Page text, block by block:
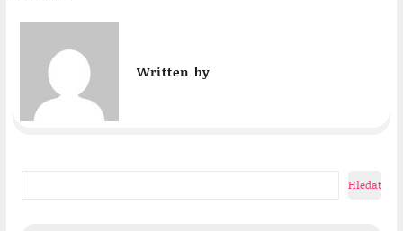
Written by
Hledat